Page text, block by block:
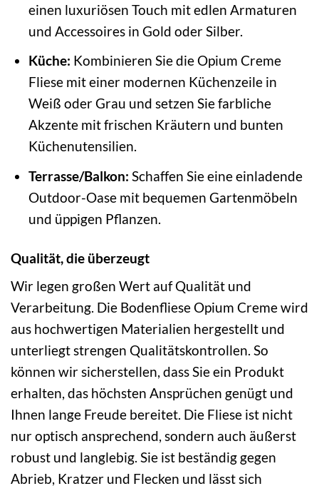
einen luxuriösen Touch mit edlen Armaturen
und Accessoires in Gold oder Silber.
Küche: Kombinieren Sie die Opium Creme
Fliese mit einer modernen Küchenzeile in
Weiß oder Grau und setzen Sie farbliche
Akzente mit frischen Kräutern und bunten
Küchenutensilien.
Terrasse/Balkon: Schaffen Sie eine einladende
Outdoor-Oase mit bequemen Gartenmöbeln
und üppigen Pflanzen.
Qualität, die überzeugt
Wir legen großen Wert auf Qualität und
Verarbeitung. Die Bodenfliese Opium Creme wird
aus hochwertigen Materialien hergestellt und
unterliegt strengen Qualitätskontrollen. So
können wir sicherstellen, dass Sie ein Produkt
erhalten, das höchsten Ansprüchen genügt und
Ihnen lange Freude bereitet. Die Fliese ist nicht
nur optisch ansprechend, sondern auch äußerst
robust und langlebig. Sie ist beständig gegen
Abrieb, Kratzer und Flecken und lässt sich